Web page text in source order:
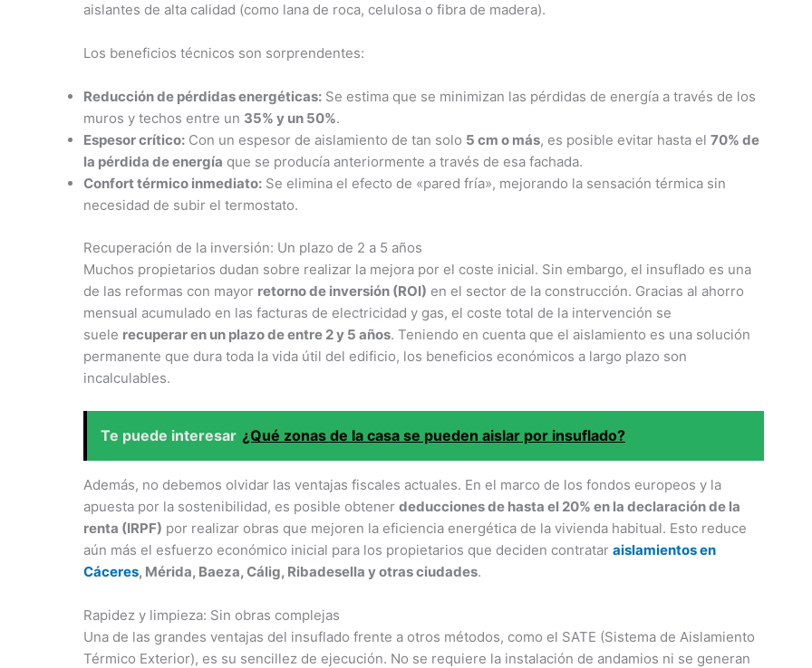
aislantes de alta calidad (como lana de roca, celulosa o fibra de madera).
Los beneficios técnicos son sorprendentes:
Reducción de pérdidas energéticas: Se estima que se minimizan las pérdidas de energía a través de los
muros y techos entre un 35% y un 50%.
Espesor crítico: Con un espesor de aislamiento de tan solo 5 cm o más, es posible evitar hasta el 70% de
la pérdida de energía que se producía anteriormente a través de esa fachada.
Confort térmico inmediato: Se elimina el efecto de «pared fría», mejorando la sensación térmica sin
necesidad de subir el termostato.
Recuperación de la inversión: Un plazo de 2 a 5 años
Muchos propietarios dudan sobre realizar la mejora por el coste inicial. Sin embargo, el insuflado es una
de las reformas con mayor retorno de inversión (ROI) en el sector de la construcción. Gracias al ahorro
mensual acumulado en las facturas de electricidad y gas, el coste total de la intervención se
suele recuperar en un plazo de entre 2 y 5 años. Teniendo en cuenta que el aislamiento es una solución
permanente que dura toda la vida útil del edificio, los beneficios económicos a largo plazo son
incalculables.
Te puede interesar ¿Qué zonas de la casa se pueden aislar por insuflado?
Además, no debemos olvidar las ventajas fiscales actuales. En el marco de los fondos europeos y la
apuesta por la sostenibilidad, es posible obtener deducciones de hasta el 20% en la declaración de la
renta (IRPF) por realizar obras que mejoren la eficiencia energética de la vivienda habitual. Esto reduce
aún más el esfuerzo económico inicial para los propietarios que deciden contratar aislamientos en
Cáceres, Mérida, Baeza, Cálig, Ribadesella y otras ciudades.
Rapidez y limpieza: Sin obras complejas
Una de las grandes ventajas del insuflado frente a otros métodos, como el SATE (Sistema de Aislamiento
Térmico Exterior), es su sencillez de ejecución. No se requiere la instalación de andamios ni se generan